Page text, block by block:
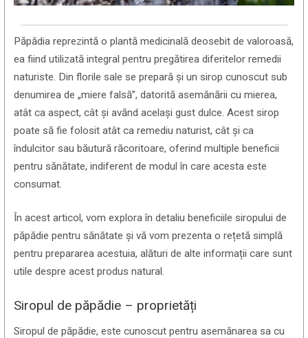
Păpădia reprezintă o plantă medicinală deosebit de valoroasă,
ea fiind utilizată integral pentru pregătirea diferitelor remedii
naturiste. Din florile sale se prepară și un sirop cunoscut sub
denumirea de „miere falsă”, datorită asemănării cu mierea,
atât ca aspect, cât și avănd același gust dulce. Acest sirop
poate să fie folosit atât ca remediu naturist, cât și ca
îndulcitor sau băutură răcoritoare, oferind multiple beneficii
pentru sănătate, indiferent de modul în care acesta este
consumat.
În acest articol, vom explora în detaliu beneficiile siropului de
păpădie pentru sănătate și vă vom prezenta o rețetă simplă
pentru prepararea acestuia, alături de alte informații care sunt
utile despre acest produs natural.
Siropul de păpădie – proprietăți
Siropul de păpădie, este cunoscut pentru asemănarea sa cu